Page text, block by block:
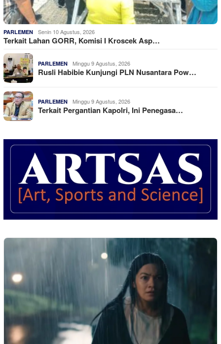
PARLEMEN Senin 10 Agustus, 2026
Terkait Lahan GORR, Komisi I Kroscek Asp…
PARLEMEN Minggu 9 Agustus, 2026
Rusli Habibie Kunjungi PLN Nusantara Pow…
PARLEMEN Minggu 9 Agustus, 2026
Terkait Pergantian Kapolri, Ini Penegasa…